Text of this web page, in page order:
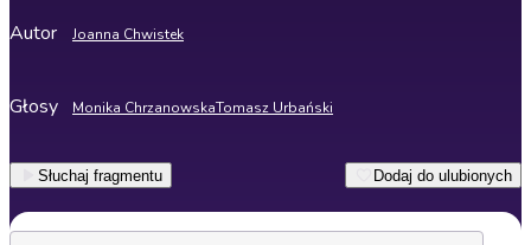
Autor Joanna Chwistek
Głosy Monika ChrzanowskaTomasz Urbański
Słuchaj fragmentu Dodaj do ulubionych